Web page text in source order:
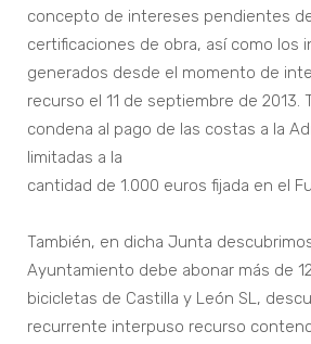
concepto de intereses pendientes
certificaciones de obra, así como los
generados desde el momento de
recurso el 11 de septiembre de 2013.
condena al pago de las costas a la
limitadas a la
cantidad de 1.000 euros fijada en el
También, en dicha Junta
Ayuntamiento debe abonar más de
bicicletas de Castilla y León SL,
recurrente interpuso recurso